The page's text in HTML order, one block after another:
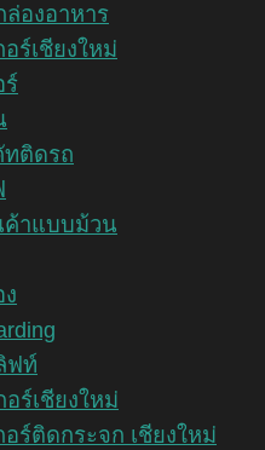
ล่องอาหาร
ร์เชียงใหม่
ร์
ทติดรถ
าแบบม้วน
ฟท์
ร์เชียงใหม่
ร์ติดกระจก เชียงใหม่